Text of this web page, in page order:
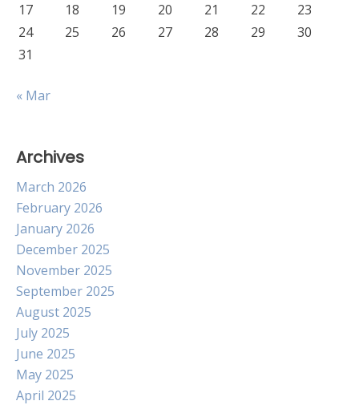
17
18 19 20 21 22
23
24
25 26 27 28 29
30
31
« Mar
Archives
March 2026
February 2026
January 2026
December 2025
November 2025
September 2025
August 2025
July 2025
June 2025
May 2025
April 2025